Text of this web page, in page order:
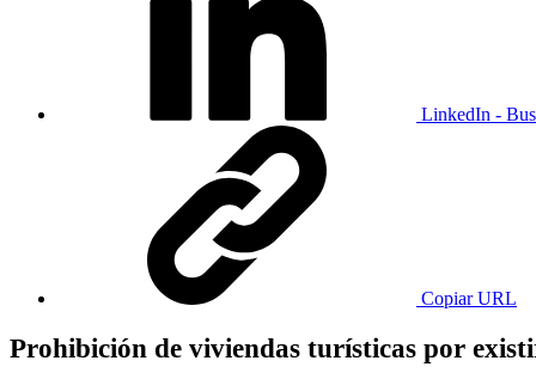
LinkedIn -
Copiar URL
Prohibición de viviendas turísticas por